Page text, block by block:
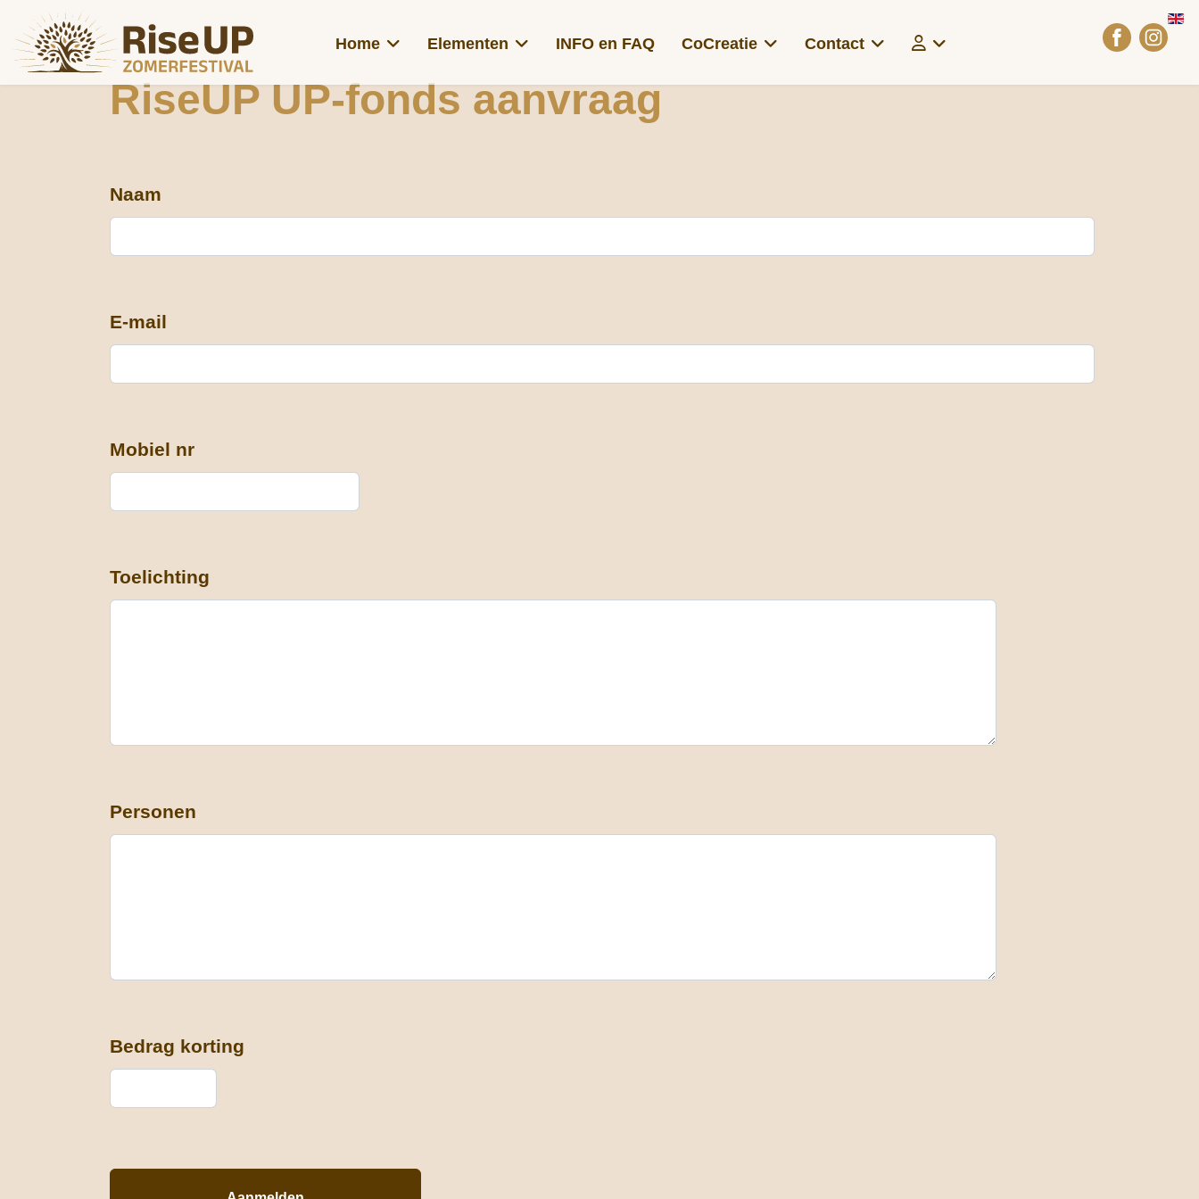
Home Elementen INFO en FAQ CoCreatie Contact
RiseUP UP-fonds aanvraag
Naam
E-mail
Mobiel nr
Toelichting
Personen
Bedrag korting